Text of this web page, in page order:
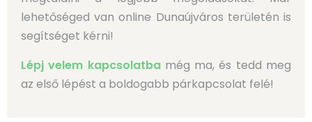
lehetőséged van online Dunaújváros területén is
segítséget kérni!
Lépj velem kapcsolatbamég ma, és tedd meg
az első lépést a boldogabb párkapcsolat felé!